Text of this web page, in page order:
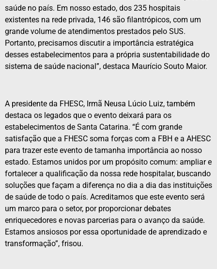
saúde no país. Em nosso estado, dos 235 hospitais
existentes na rede privada, 146 são filantrópicos, com um
grande volume de atendimentos prestados pelo SUS.
Portanto, precisamos discutir a importância estratégica
desses estabelecimentos para a própria sustentabilidade do
sistema de saúde nacional”, destaca Maurício Souto Maior.
A presidente da FHESC, Irmã Neusa Lúcio Luiz, também
destaca os legados que o evento deixará para os
estabelecimentos de Santa Catarina. “É com grande
satisfação que a FHESC soma forças com a FBH e a AHESC
para trazer este evento de tamanha importância ao nosso
estado. Estamos unidos por um propósito comum: ampliar e
fortalecer a qualificação da nossa rede hospitalar, buscando
soluções que façam a diferença no dia a dia das instituições
de saúde de todo o país. Acreditamos que este evento será
um marco para o setor, por proporcionar debates
enriquecedores e novas parcerias para o avanço da saúde.
Estamos ansiosos por essa oportunidade de aprendizado e
transformação”, frisou.